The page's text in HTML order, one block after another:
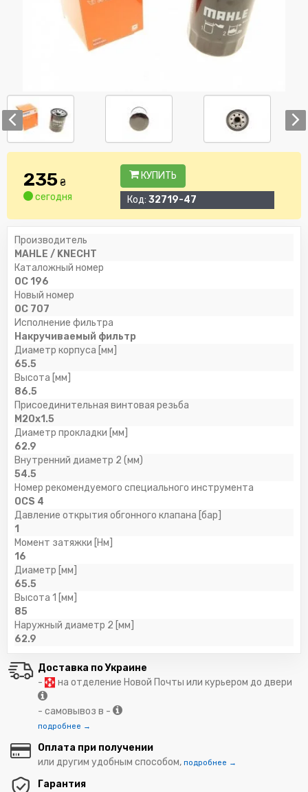
235₴
сегодня
КУПИТЬ
Код: 32719-47
Производитель
MAHLE / KNECHT
Каталожный номер
OC 196
Новый номер
OC 707
Исполнение фильтра
Накручиваемый фильтр
Диаметр корпуса [мм]
65.5
Высота [мм]
86.5
Присоединительная винтовая резьба
M20x1.5
Диаметр прокладки [мм]
62.9
Внутренний диаметр 2 (мм)
54.5
Номер рекомендуемого специального инструмента
OCS 4
Давление открытия обгонного клапана [бар]
1
Момент затяжки [Нм]
16
Диаметр [мм]
65.5
Высота 1 [мм]
85
Наружный диаметр 2 [мм]
62.9
Доставка по Украине
-
на отделение Новой Почты или курьером до двери
- самовывоз в -
подробнее →
Оплата при получении
или другим удобным способом, подробнее →
Гарантия